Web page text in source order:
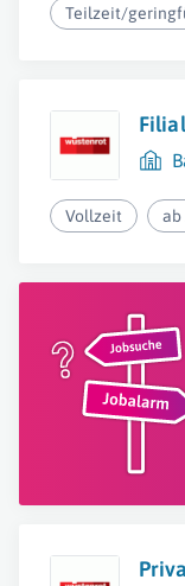
Teilzeit/
Vollzeit ab